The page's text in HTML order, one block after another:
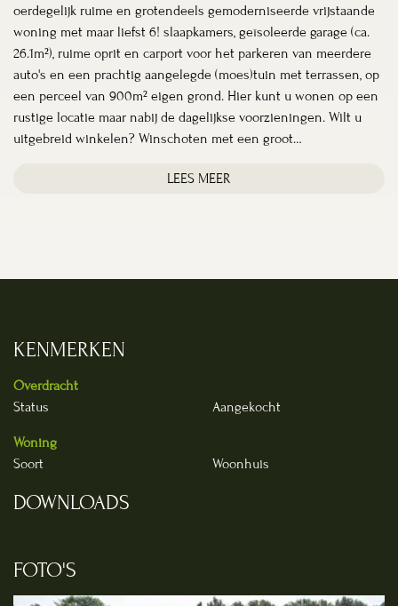
oerdegelijk ruime en grotendeels gemoderniseerde vrijstaande
woning met maar liefst 6! slaapkamers, geïsoleerde garage (ca.
26.1m²), ruime oprit en carport voor het parkeren van meerdere
auto's en een prachtig aangelegde (moes)tuin met terrassen, op
een perceel van 900m² eigen grond. Hier kunt u wonen op een
rustige locatie maar nabij de dagelijkse voorzieningen. Wilt u
uitgebreid winkelen? Winschoten met een groot…
LEES MEER
KENMERKEN
Overdracht
Status
Aangekocht
Woning
Soort
Woonhuis
DOWNLOADS
FOTO'S